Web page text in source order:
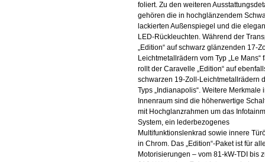
foliert. Zu den weiteren
gehören die in hochglänzendem
lackierten Außenspiegel und die
LED-Rückleuchten. Während der
„Edition“ auf schwarz glänzenden 17-
Leichtmetallrädern vom Typ „Le Mans“
rollt der Caravelle „Edition“ auf
schwarzen 19-Zoll-Leichtmetallrädern
Typs „Indianapolis“. Weitere Merkmale
Innenraum sind die höherwertige
mit Hochglanzrahmen um das
System, ein lederbezogenes
Multifunktionslenkrad sowie innere
in Chrom. Das „Edition“-Paket ist für
Motorisierungen – vom 81-kW-TDI bis